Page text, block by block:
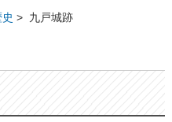
> 九戸城跡